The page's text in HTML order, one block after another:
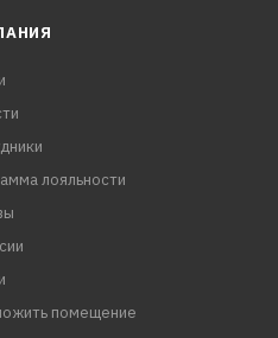
лояльности
помещение